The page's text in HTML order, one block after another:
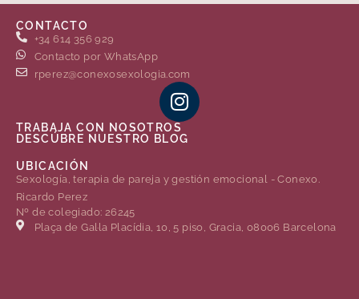
CONTACTO
+34 614 356 929
Contacto por WhatsApp
rperez@conexosexologia.com
TRABAJA CON NOSOTROS
DESCÚBRE NUESTRO BLOG
UBICACIÓN
Sexología, terapia de pareja y gestión emocional - Conexo.
Ricardo Perez
Nº de colegiado: 26245
Plaça de Gal·la Placídia, 10, 5 piso, Gracia, 08006 Barcelona